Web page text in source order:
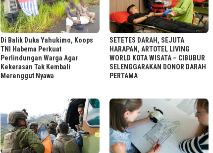
Di Balik Duka Yahukimo, Koops
TNI Habema Perkuat
Perlindungan Warga Agar
Kekerasan Tak Kembali
Merenggut Nyawa
SETETES DARAH, SEJUTA
HARAPAN, ARTOTEL LIVING
WORLD KOTA WISATA – CIBUBUR
SELENGGARAKAN DONOR DARAH
PERTAMA